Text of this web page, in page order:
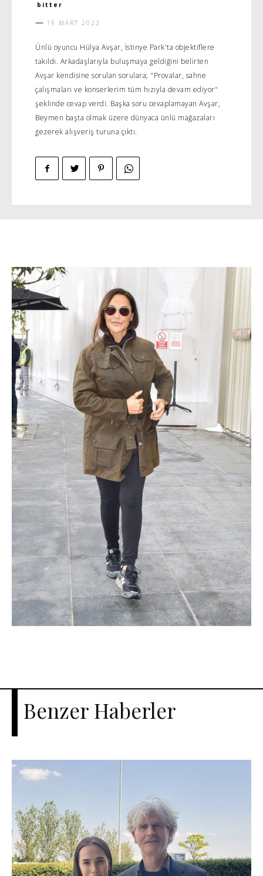
bitter
19 MART 2022
Ünlü oyuncu Hülya Avşar, İstinye Park'ta objektiflere
takıldı. Arkadaşlarıyla buluşmaya geldiğini belirten
Avşar kendisine sorulan sorulara; "Provalar, sahne
çalışmaları ve konserlerim tüm hızıyla devam ediyor"
şeklinde cevap verdi. Başka soru cevaplamayan Avşar,
Beymen başta olmak üzere dünyaca ünlü mağazaları
gezerek alışveriş turuna çıktı.
Benzer Haberler